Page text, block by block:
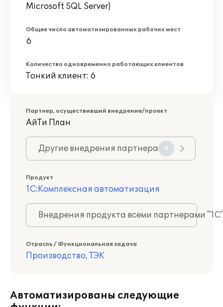
Microsoft SQL Server)
Общее число автоматизированных рабочих мест
6
Количество одновременно работающих клиентов
Тонкий клиент: 6
Партнер, осуществивший внедрение/проект
АйТи План
Другие внедрения партнера 9
Продукт
1С:Комплексная автоматизация
Внедрения продукта всеми партнерами
Отрасль / Функциональная задача
Производство, ТЭК
Автоматизированы следующие